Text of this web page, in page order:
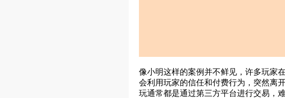
像小明这样的案例并不鲜见，许多玩家
会利用玩家的信任和付费行为，突然离
玩通常都是通过第三方平台进行交易，